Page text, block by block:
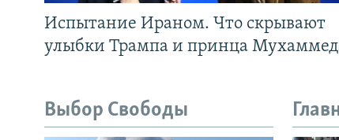
Испытание Ираном. Что скрывают
улыбки Трампа и принца
Выбор Свободы